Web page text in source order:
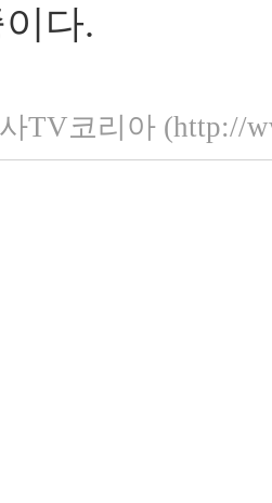
다.
TV코리아 (http://